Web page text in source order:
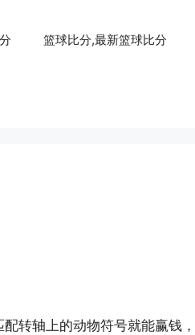
篮球比分,最新篮球比分
转轴上的动物符号就能赢钱